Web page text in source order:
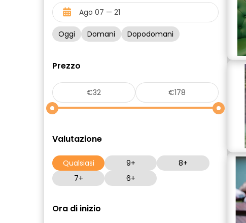
Oggi Domani Dopodomani
Prezzo
Valutazione
Qualsiasi 9+
8+
7+
6+
Ora di inizio